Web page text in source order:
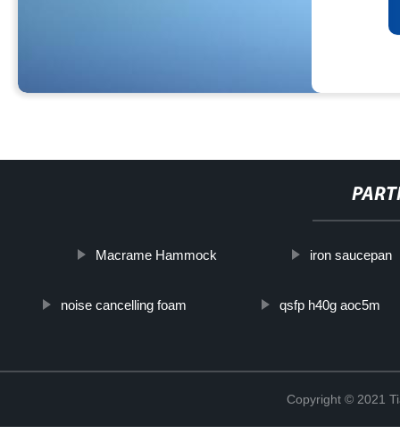
Macrame Hammock iron saucepan
noise cancelling foam qsfp h40g aoc5m
Copyright © 2021